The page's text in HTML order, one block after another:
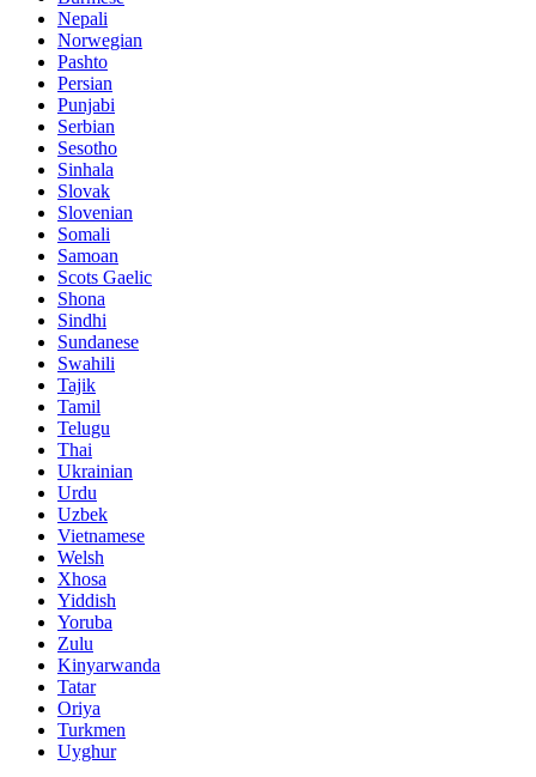
Nepali
Norwegian
Pashto
Persian
Punjabi
Serbian
Sesotho
Sinhala
Slovak
Slovenian
Somali
Samoan
Scots Gaelic
Shona
Sindhi
Sundanese
Swahili
Tajik
Tamil
Telugu
Thai
Ukrainian
Urdu
Uzbek
Vietnamese
Welsh
Xhosa
Yiddish
Yoruba
Zulu
Kinyarwanda
Tatar
Oriya
Turkmen
Uyghur